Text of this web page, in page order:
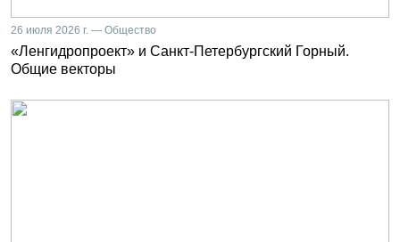
26 июля 2026 г. — Общество
«Ленгидропроект» и Санкт-Петербургский Горный.
Общие векторы